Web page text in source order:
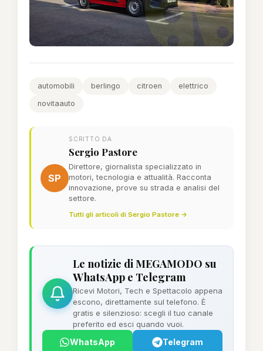
automobili berlingo citroen
elettrico
novitaauto
SP
SCRITTO DA
Sergio Pastore
Direttore, giornalista specializzato in
motori, tecnologia e attualità. Racconta
innovazione, prove su strada e analisi del
settore.
Tutti gli articoli di Sergio Pastore →
Le notizie di MEGAMODO su
WhatsApp e Telegram
Ricevi Motori, Tech e Spettacolo appena
escono, direttamente sul telefono. È
gratis e silenzioso: scegli il tuo canale
preferito ed esci quando vuoi.
WhatsApp Telegram